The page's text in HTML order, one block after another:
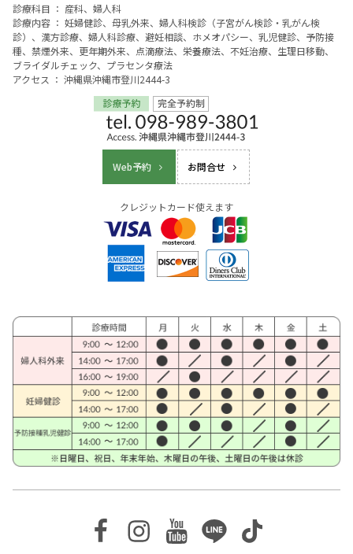
診療科目 ： 産科、婦人科
診療内容 ： 妊婦健診、母乳外来、婦人科検診（子宮がん検診・乳がん検
診）、漢方診療、婦人科診療、避妊相談、ホメオパシー、乳児健診、予防接
種、禁煙外来、更年期外来、点滴療法、栄養療法、不妊治療、生理日移動、
ブライダルチェック、プラセンタ療法
アクセス ： 沖縄県沖縄市登川2444-3
Web予約 お問合せ
クレジットカード使えます
Facebook
Instagram
Youtube
LineTikTok